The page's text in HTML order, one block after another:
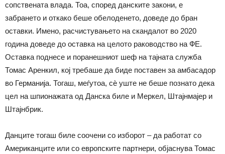
сопствената влада. Тоа, според данските закони, е
забрането и откако беше обелоденето, доведе до бран
оставки. Имено, расчистувањето на скандалот во 2020
година доведе до оставка на целото раководство на ФЕ.
Оставка поднесе и поранешниот шеф на тајната служба
Томас Аренкил, кој требаше да биде поставен за амбасадор
во Германија. Тогаш, меѓутоа, сѐ уште не беше познато дека
цел на шпионажата од Данска биле и Меркел, Штајнмајер и
Штајнбрик.
Данците тогаш биле соочени со изборот – да работат со
Американците или со европските партнери, објаснува Томас